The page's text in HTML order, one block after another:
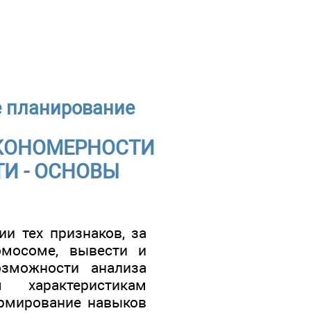
планирование
- ОСНОВЫ
тех признаков, за
вывести и
анализа
навыков